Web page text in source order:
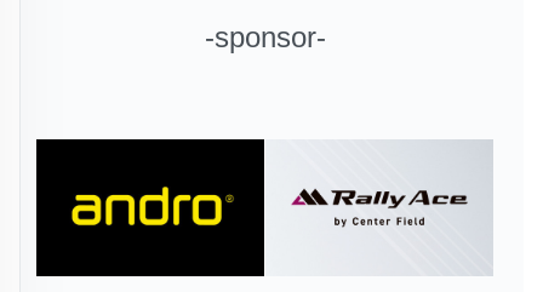
-sponsor-